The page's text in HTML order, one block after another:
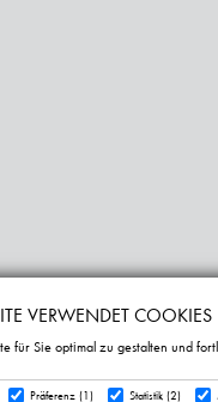
VERWENDET COOKIES
für Sie optimal zu gestalten und
Präferenz (1) Statistik (2)